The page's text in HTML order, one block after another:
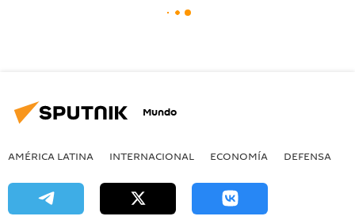
Mundo
AMÉRICA LATINA INTERNACIONAL ECONOMÍA DEFENSA